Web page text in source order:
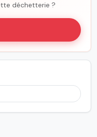
déchetterie ?